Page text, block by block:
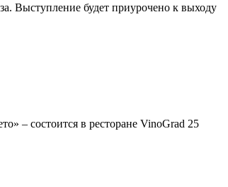
Выступление будет приурочено к выходу
– состоится в ресторане VinoGrad 25